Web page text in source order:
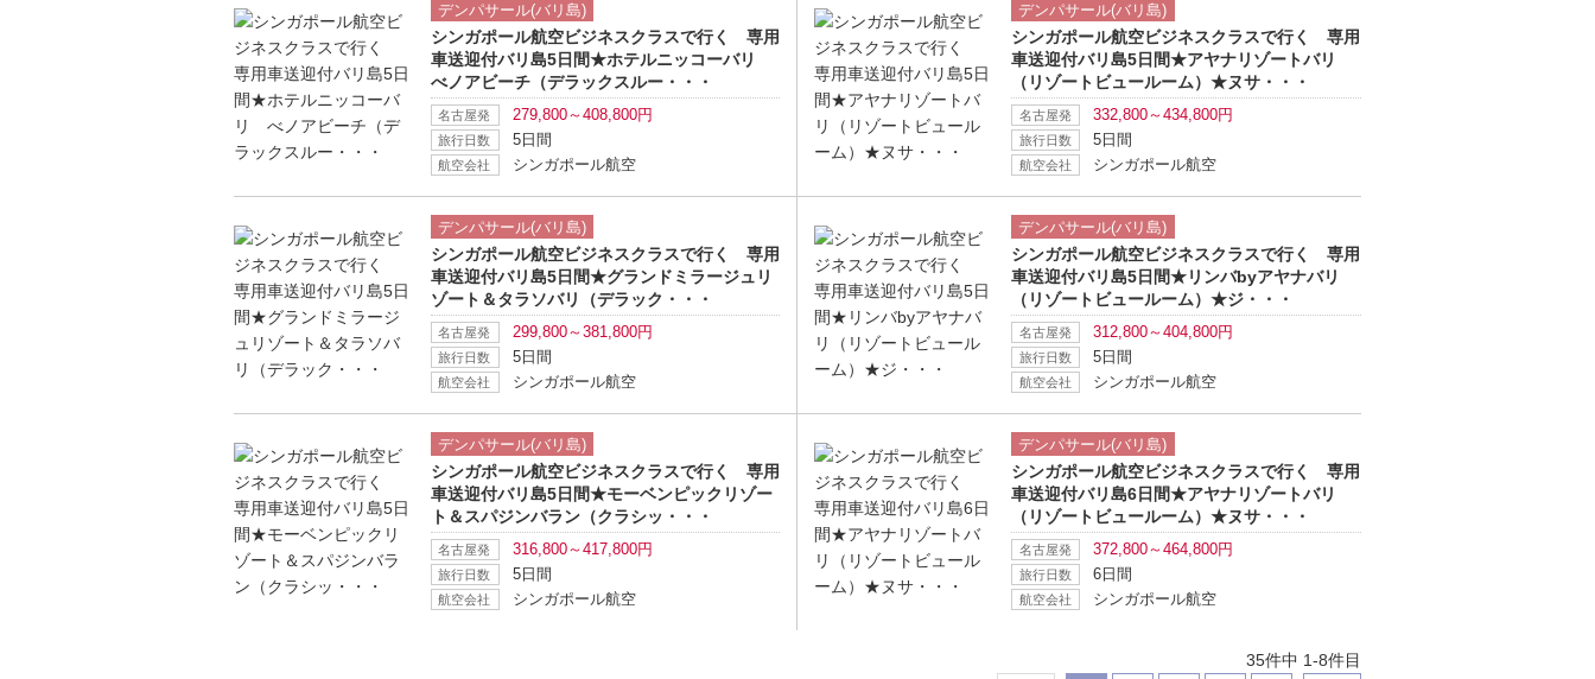
デンパサール(バリ島)
シンガポール航空ビジネスクラスで行く 専用
車送迎付バリ島5日間★ホテルニッコーバリ
べノアビーチ（デラックスルー・・・
名古屋発 279,800～408,800円
旅行日数 5日間
航空会社 シンガポール航空
デンパサール(バリ島)
シンガポール航空ビジネスクラスで行く 専用
車送迎付バリ島5日間★アヤナリゾートバリ
（リゾートビュールーム）★ヌサ・・・
名古屋発 332,800～434,800円
旅行日数 5日間
航空会社 シンガポール航空
デンパサール(バリ島)
シンガポール航空ビジネスクラスで行く 専用
車送迎付バリ島5日間★グランドミラージュリ
ゾート＆タラソバリ（デラック・・・
名古屋発 299,800～381,800円
旅行日数 5日間
航空会社 シンガポール航空
デンパサール(バリ島)
シンガポール航空ビジネスクラスで行く 専用
車送迎付バリ島5日間★リンバbyアヤナバリ
（リゾートビュールーム）★ジ・・・
名古屋発 312,800～404,800円
旅行日数 5日間
航空会社 シンガポール航空
デンパサール(バリ島)
シンガポール航空ビジネスクラスで行く 専用
車送迎付バリ島5日間★モーベンピックリゾー
ト＆スパジンバラン（クラシッ・・・
名古屋発 316,800～417,800円
旅行日数 5日間
航空会社 シンガポール航空
デンパサール(バリ島)
シンガポール航空ビジネスクラスで行く 専用
車送迎付バリ島6日間★アヤナリゾートバリ
（リゾートビュールーム）★ヌサ・・・
名古屋発 372,800～464,800円
旅行日数 6日間
航空会社 シンガポール航空
35件中 1-8件目